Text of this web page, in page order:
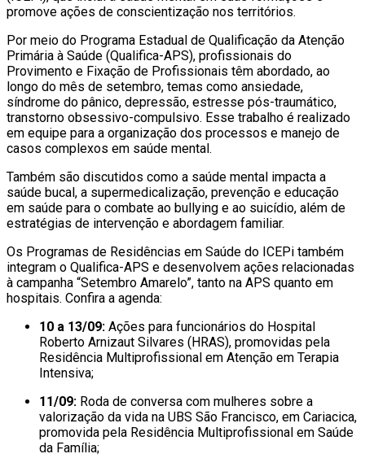
promove ações de conscientização nos territórios.
Por meio do Programa Estadual de Qualificação da Atenção
Primária à Saúde (Qualifica-APS), profissionais do
Provimento e Fixação de Profissionais têm abordado, ao
longo do mês de setembro, temas como ansiedade,
síndrome do pânico, depressão, estresse pós-traumático,
transtorno obsessivo-compulsivo. Esse trabalho é realizado
em equipe para a organização dos processos e manejo de
casos complexos em saúde mental.
Também são discutidos como a saúde mental impacta a
saúde bucal, a supermedicalização, prevenção e educação
em saúde para o combate ao bullying e ao suicídio, além de
estratégias de intervenção e abordagem familiar.
Os Programas de Residências em Saúde do ICEPi também
integram o Qualifica-APS e desenvolvem ações relacionadas
à campanha “Setembro Amarelo”, tanto na APS quanto em
hospitais. Confira a agenda:
10 a 13/09: Ações para funcionários do Hospital
Roberto Arnizaut Silvares (HRAS), promovidas pela
Residência Multiprofissional em Atenção em Terapia
Intensiva;
11/09: Roda de conversa com mulheres sobre a
valorização da vida na UBS São Francisco, em Cariacica,
promovida pela Residência Multiprofissional em Saúde
da Família;